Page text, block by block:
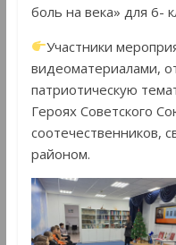
боль на века» для 6-
Участники
видеоматериалами,
патриотическую
Героях Советского
соотечественников,
районом.